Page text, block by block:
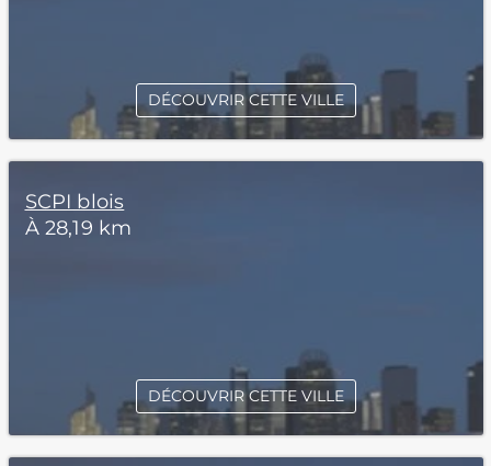
DÉCOUVRIR CETTE VILLE
SCPI blois
À 28,19 km
DÉCOUVRIR CETTE VILLE